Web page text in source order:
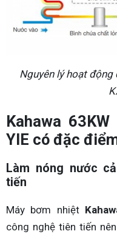
Nguyên lý hoạt động
Kahawa
YIE có đặc
Làm nóng nước
tiến
Máy bơm nhiệt
công nghệ tiên tiến